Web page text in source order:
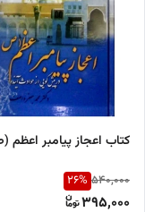
کتاب اعجاز پیامبر
540,000
26%
395,000